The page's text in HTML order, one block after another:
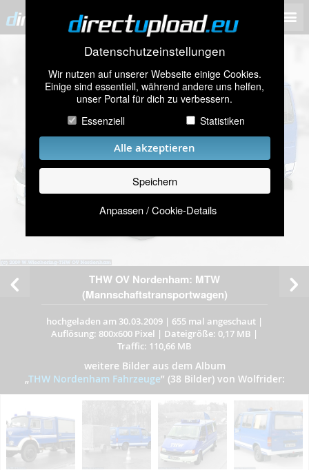
Datenschutzeinstellungen
Wir nutzen auf unserer Webseite einige Cookies.
Einige sind essentiell, während andere uns helfen,
unser Portal für dich zu verbessern.
Essenziell
Statistiken
Alle akzeptieren
Speichern
Anpassen / Cookie-Details
THW OV Nordenham: MTW
(Mannschaftstransportwagen)
hochgeladen am 30.03.2009 | 655 mal angeschaut |
Auflösung: 800x600 Pixel | Dateigröße: 0,17 MB |
Traffic: 110,66 MB
weitere Bilder aus dem Album
„THW Nordenham Fahrzeuge” (38 Bilder) von Wolfrider: